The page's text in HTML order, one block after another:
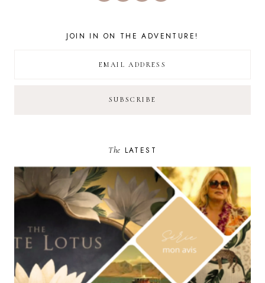
JOIN IN ON THE ADVENTURE!
The LATEST